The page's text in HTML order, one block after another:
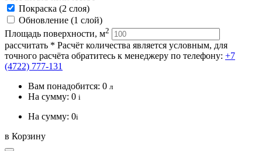
Покраска (2 слоя)
Обновление (1 слой)
Площадь поверхности, м2
рассчитать * Расчёт количества является условным, для
точного расчёта обратитесь к менеджеру по телефону: +7
(4722) 777-131
Вам понадобится: 0 л
На сумму: 0 i
На сумму: 0i
в Корзину